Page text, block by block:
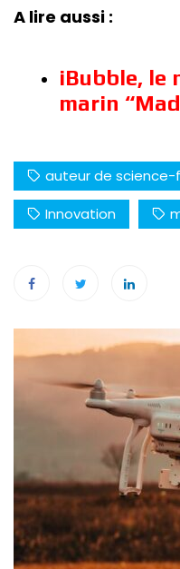
A lire aussi :
iBubble, le
marin
auteur de
Innovation
Navigation
de
l’article